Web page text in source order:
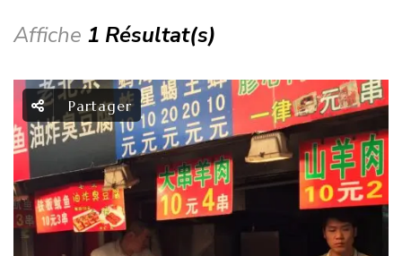
Affiche 1 Résultat(s)
Partager